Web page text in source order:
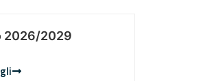
2026/2029